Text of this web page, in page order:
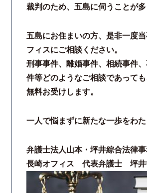
裁判のため、五島に伺うことが多
五島にお住まいの方、是非一度
フィスにご相談ください。
刑事事件、離婚事件、相続事件
件等どのようなご相談であって
無料お受けします。
一人で悩まずに新たな一歩をわた
弁護士法人山本・坪井綜合法律
長崎オフィス 代表弁護士 坪井